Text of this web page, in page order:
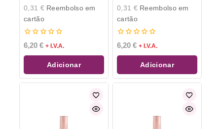
0,31 €Reembolso em
cartão
0
de
5
6,20 € + I.V.A.
Adicionar
0,31 €Reembolso em
cartão
0
de
5
6,20 € + I.V.A.
Adicionar